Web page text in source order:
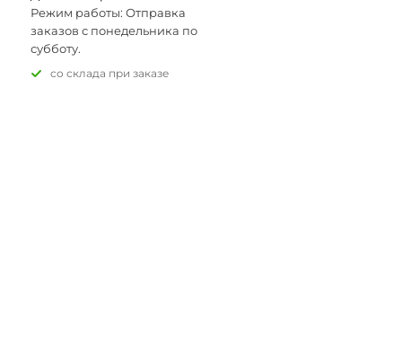
Режим работы: Отправка
заказов с понедельника по
субботу.
Со склада при заказе